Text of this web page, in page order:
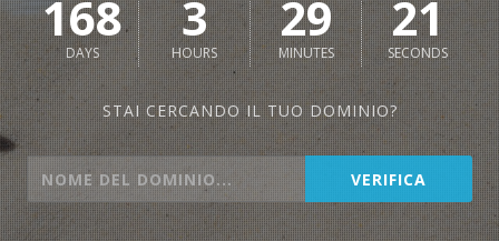
168
DAYS
3
HOURS
29
MINUTES
20
SECONDS
STAI CERCANDO IL TUO DOMINIO?